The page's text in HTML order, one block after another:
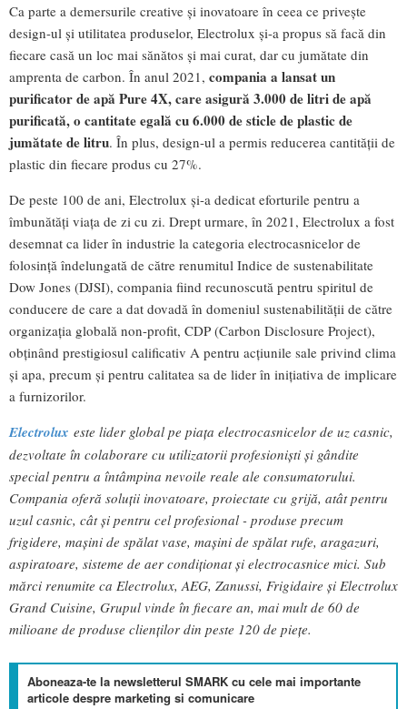
Ca parte a demersurile creative și inovatoare în ceea ce privește
design-ul și utilitatea produselor, Electrolux și-a propus să facă din
fiecare casă un loc mai sănătos și mai curat, dar cu jumătate din
amprenta de carbon. În anul 2021, compania a lansat un
purificator de apă Pure 4X, care asigură 3.000 de litri de apă
purificată, o cantitate egală cu 6.000 de sticle de plastic de
jumătate de litru. În plus, design-ul a permis reducerea cantității de
plastic din fiecare produs cu 27%.
De peste 100 de ani, Electrolux și-a dedicat eforturile pentru a
îmbunătăţi viața de zi cu zi. Drept urmare, în 2021, Electrolux a fost
desemnat ca lider în industrie la categoria electrocasnicelor de
folosinţă îndelungată de către renumitul Indice de sustenabilitate
Dow Jones (DJSI), compania fiind recunoscută pentru spiritul de
conducere de care a dat dovadă în domeniul sustenabilităţii de către
organizaţia globală non-profit, CDP (Carbon Disclosure Project),
obţinând prestigiosul calificativ A pentru acţiunile sale privind clima
și apa, precum și pentru calitatea sa de lider în inițiativa de implicare
a furnizorilor.
Electrolux este lider global pe piața electrocasnicelor de uz casnic,
dezvoltate în colaborare cu utilizatorii profesioniști și gândite
special pentru a întâmpina nevoile reale ale consumatorului.
Compania oferă soluții inovatoare, proiectate cu grijă, atât pentru
uzul casnic, cât și pentru cel profesional - produse precum
frigidere, mașini de spălat vase, mașini de spălat rufe, aragazuri,
aspiratoare, sisteme de aer condiționat și electrocasnice mici. Sub
mărci renumite ca Electrolux, AEG, Zanussi, Frigidaire și Electrolux
Grand Cuisine, Grupul vinde în fiecare an, mai mult de 60 de
milioane de produse clienților din peste 120 de piețe.
Aboneaza-te la newsletterul SMARK cu cele mai importante
articole despre marketing si comunicare